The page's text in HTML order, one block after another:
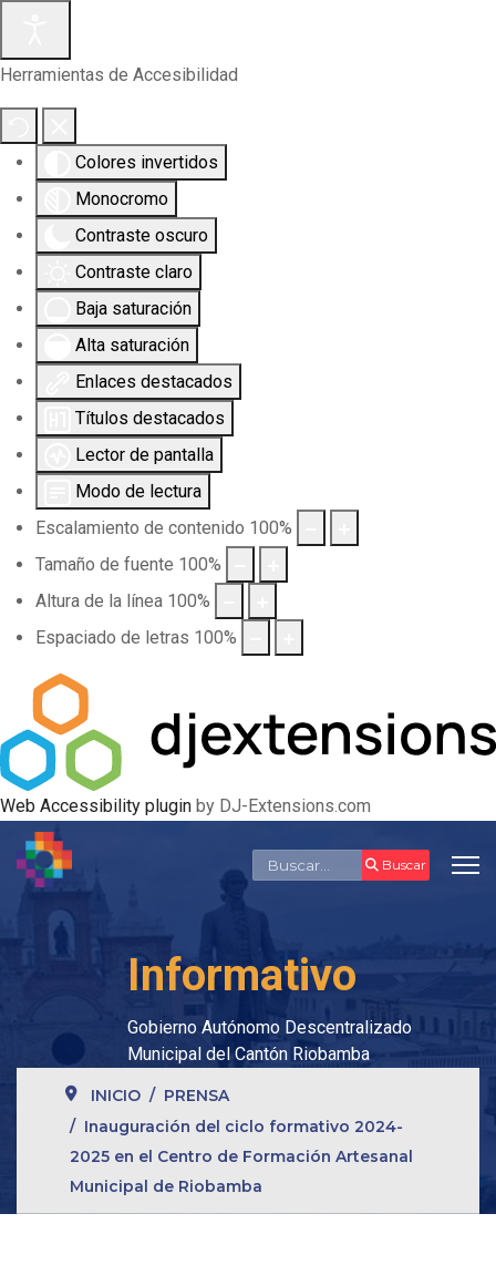
Herramientas de Accesibilidad
Colores invertidos
Monocromo
Contraste oscuro
Contraste claro
Baja saturación
Alta saturación
Enlaces destacados
Títulos destacados
Lector de pantalla
Modo de lectura
Escalamiento de contenido 100%
Tamaño de fuente 100%
Altura de la línea 100%
Espaciado de letras 100%
Web Accessibility plugin by DJ-Extensions.com
Buscar Buscar
Informativo
Gobierno Autónomo Descentralizado
Municipal del Cantón Riobamba
INICIO
PRENSA
Inauguración del ciclo formativo 2024-
2025 en el Centro de Formación Artesanal
Municipal de Riobamba